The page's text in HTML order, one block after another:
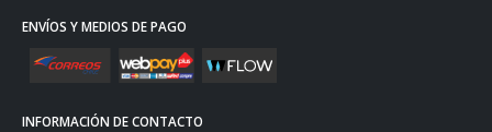
ENVÍOS Y MEDIOS DE PAGO
INFORMACIÓN DE CONTACTO